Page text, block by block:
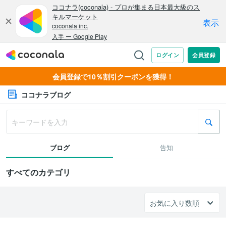
会員登録で10％割引クーポンを獲得！
ココナラブログ
ブログ 告知
すべてのカテゴリ